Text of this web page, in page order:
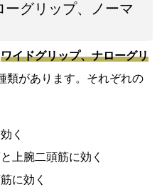
ーグリップ、ノーマ
ワイドグリップ、ナローグリ
類があります。それぞれの
く
上腕二頭筋に効く
に効く